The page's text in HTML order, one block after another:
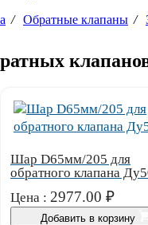
/ Обратные клапаны /
Шар D65мм/205 для
обратного клапана
Цена : 2977.00 ₽
Добавить в корзину